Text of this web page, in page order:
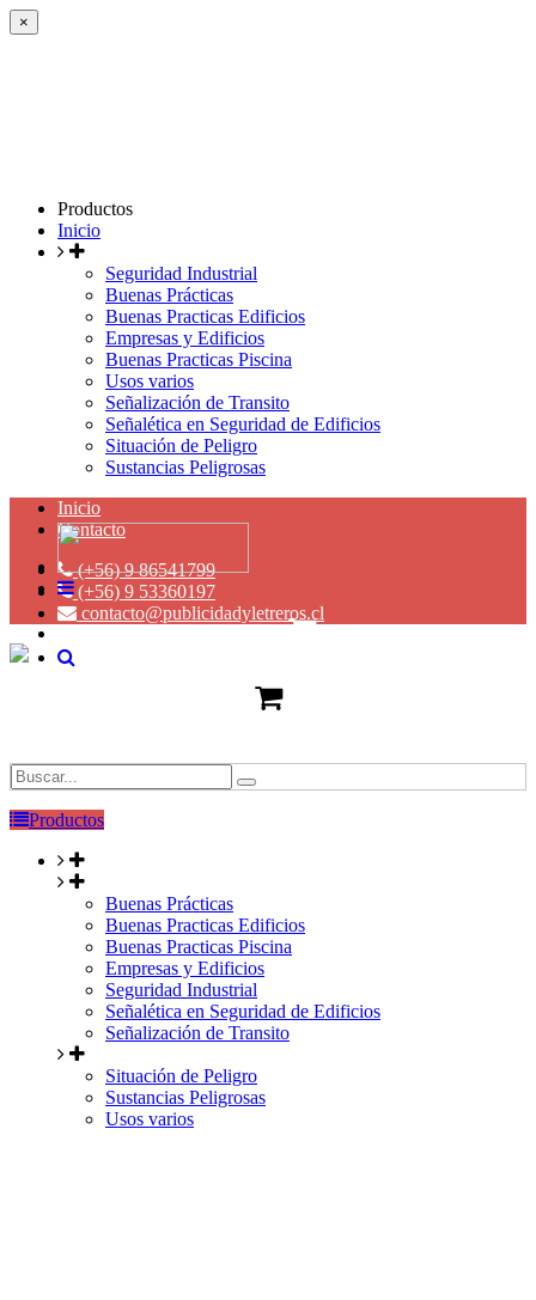
×
Productos
Inicio
Seguridad Industrial
Buenas Prácticas
Buenas Practicas Edificios
Empresas y Edificios
Buenas Practicas Piscina
Usos varios
Señalización de Transito
Señalética en Seguridad de Edificios
Situación de Peligro
Sustancias Peligrosas
Inicio
Contacto
(+56) 9 86541799
(+56) 9 53360197
contacto@publicidadyletreros.cl
Productos
Buenas Prácticas
Buenas Practicas Edificios
Buenas Practicas Piscina
Empresas y Edificios
Seguridad Industrial
Señalética en Seguridad de Edificios
Señalización de Transito
Situación de Peligro
Sustancias Peligrosas
Usos varios